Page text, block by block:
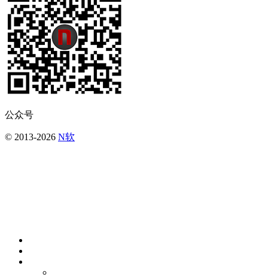
公众号
© 2013-2026 N软